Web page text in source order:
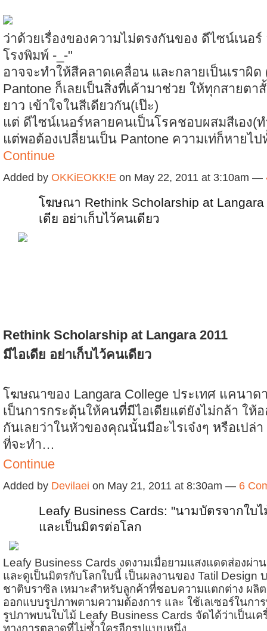
ว่าด้วยเรื่องของความไม่ตรงกันของ ดีไซน์เนอ
โรงพิมพ์ -_-"
อาจจะทำให้สีคลาดเคลื่อน และกลายเป็นเราผิด
Pantone ก็เลยเป็นสิ่งที่เค้ามาช่วย ให้ทุกสายตา
ยาว เข้าใจในสีเดียวกัน(เป๊ะ)
แต่ ดีไซน์เนอร์หลายคนเป็นโรคชอบผสมสีเอง(ท
แต่พอต้องเปลี่ยนเป็น Pantone ความเท่ก็หายไ
Continue
Added by OKKiEOKK!E on May 22, 2011 at 3:10am —
โฆษณา Rethink Scholarship at Langara
เดีย อย่าเก็บไว้คนเดียว
Rethink Scholarship at Langara 2011
มีไอเดีย อย่าเก็บไว้คนเดียว
โฆษณาของ Langara College ประเทศ แคนาด
เป็นการกระตุ้นให้คนที่มีไอเดียแต่ยังไม่กล้า ให้
กันเลยว่าในหัวของคุณนั้นมีอะไรเจ๋งๆ หรือเปล่
ที่จะทำ…
Continue
Added by Devilaei on May 21, 2011 at 8:30am — 6
Leafy Business Cards: "นามบัตรจากใบ
และเป็นมิตรต่อโลก
Leafy Business Cards งดงามเมื่อยามแสงแดดส่องผ่า
และดูเป็นมิตรกับโลกใบนี้ เป็นผลงานของ Tatil Design
ชาติบราซิล เหมาะสำหรับลูกค้าที่ชอบความแตกต่าง ผลิ
ออกแบบรูปภาพตามความต้องการ และ ใช้เลเซอร์ในกา
รูปภาพบนใบไม้ Leafy Business Cards จัดได้ว่าเป็นเค
ทางการตลาดที่ไม่ซ้ำใครอีกรูปแบบหนึ่ง